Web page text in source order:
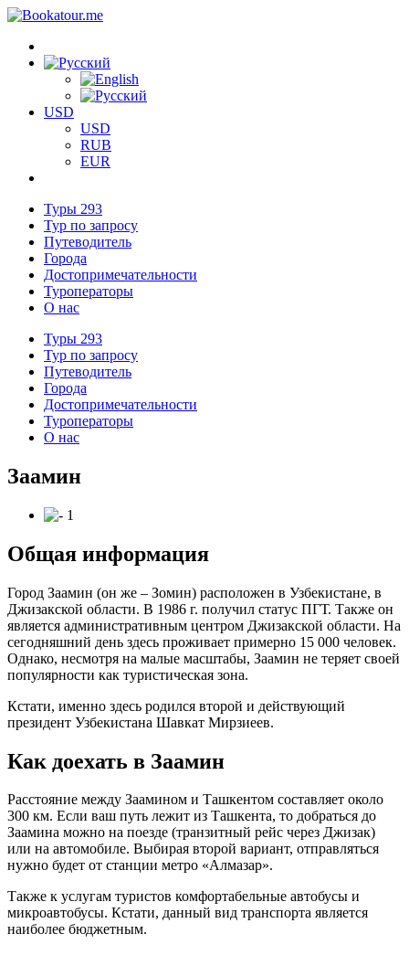
USD
USD
RUB
EUR
Туры 293
Тур по запросу
Путеводитель
Города
Достопримечательности
Туроператоры
О нас
Туры 293
Тур по запросу
Путеводитель
Города
Достопримечательности
Туроператоры
О нас
Заамин
Общая информация
Город Заамин (он же – Зомин) расположен в Узбекистане, в
Джизакской области. В 1986 г. получил статус ПГТ. Также он
является административным центром Джизакской области. На
сегодняшний день здесь проживает примерно 15 000 человек.
Однако, несмотря на малые масштабы, Заамин не теряет своей
популярности как туристическая зона.
Кстати, именно здесь родился второй и действующий
президент Узбекистана Шавкат Мирзиеев.
Как доехать в Заамин
Расстояние между Заамином и Ташкентом составляет около
300 км. Если ваш путь лежит из Ташкента, то добраться до
Заамина можно на поезде (транзитный рейс через Джизак)
или на автомобиле. Выбирая второй вариант, отправляться
нужно будет от станции метро «Алмазар».
Также к услугам туристов комфортабельные автобусы и
микроавтобусы. Кстати, данный вид транспорта является
наиболее бюджетным.